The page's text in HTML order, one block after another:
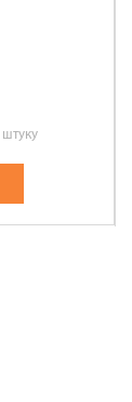
штуку